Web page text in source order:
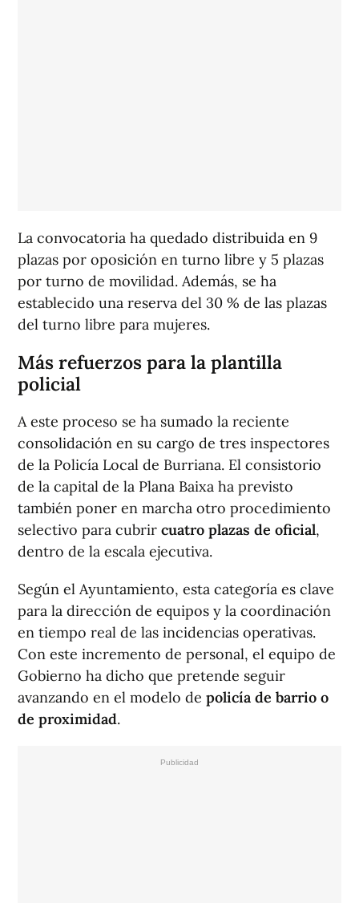
La convocatoria ha quedado distribuida en 9
plazas por oposición en turno libre y 5 plazas
por turno de movilidad. Además, se ha
establecido una reserva del 30 % de las plazas
del turno libre para mujeres.
Más refuerzos para la plantilla
policial
A este proceso se ha sumado la reciente
consolidación en su cargo de tres inspectores
de la Policía Local de Burriana. El consistorio
de la capital de la Plana Baixa ha previsto
también poner en marcha otro procedimiento
selectivo para cubrir cuatro plazas de oficial,
dentro de la escala ejecutiva.
Según el Ayuntamiento, esta categoría es clave
para la dirección de equipos y la coordinación
en tiempo real de las incidencias operativas.
Con este incremento de personal, el equipo de
Gobierno ha dicho que pretende seguir
avanzando en el modelo de policía de barrio o
de proximidad.